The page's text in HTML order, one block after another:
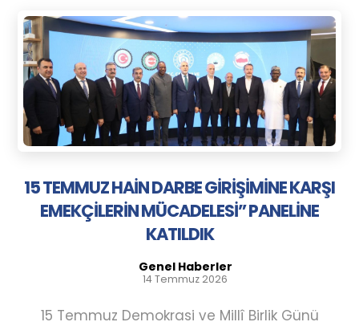
15 TEMMUZ HAİN DARBE GİRİŞİMİNE KARŞI
EMEKÇİLERİN MÜCADELESİ” PANELİNE
KATILDIK
Genel Haberler
14 Temmuz 2026
15 Temmuz Demokrasi ve Millî Birlik Günü